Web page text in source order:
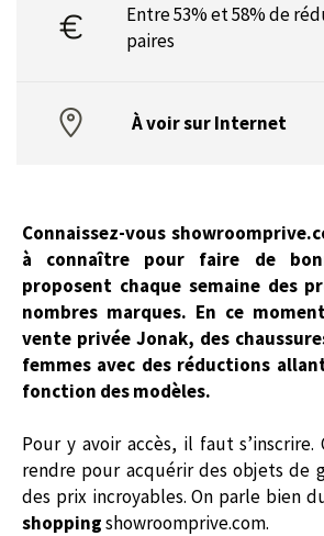
Entre 53% et 58% de
paires
À voir sur Internet
Connaissez-vous
à connaître pour faire de
proposent chaque semaine des
nombres marques. En ce
vente privée Jonak, des
femmes avec des réductions
fonction des modèles.
Pour y avoir accès, il faut s’inscrire.
rendre pour acquérir des objets de
des prix incroyables. On parle bien
shoppingshowroomprive.com.